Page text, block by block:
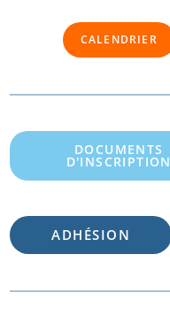
CALENDRIER
DOCUMENTS
D'INSCRIPTION
ADHÉSION